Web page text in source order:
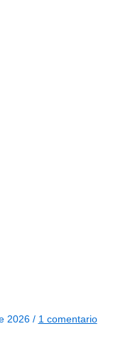
2026 / 1 comentario